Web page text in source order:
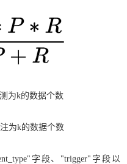
为k的数据个数
为k的数据个数
字段、"trigger"字段以